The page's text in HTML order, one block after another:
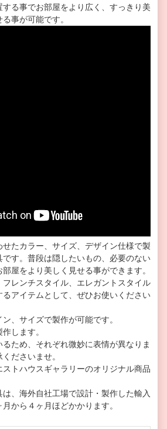
る事でお部屋をより広く、すっきり美
事が可能です。
たカラー、サイズ、デザイン仕様で製
す。普段は隠したいもの、必要のない
屋をより美しく見せる事ができます。
レンチスタイル、エレガントスタイル
アイテムとして、ぜひお使いください
、サイズで製作が可能です。
します。
ため、それぞれ微妙に表情が異なりま
ださいませ。
トハウスギャラリーのオリジナル商品
、海外自社工場で設計・製作した輸入
から４ヶ月ほどかかります。